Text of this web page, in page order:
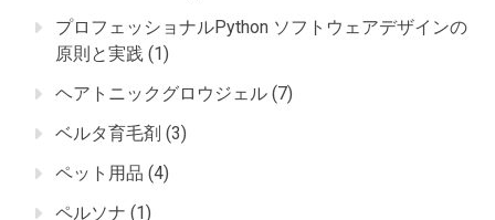
プロフェッショナルPython ソフトウェアデザインの
原則と実践 (1)
ヘアトニックグロウジェル (7)
ベルタ育毛剤 (3)
ペット用品 (4)
ペルソナ (1)